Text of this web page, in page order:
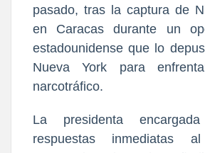
pasado, tras la captura de
en Caracas durante un
estadounidense que lo
Nueva York para
narcotráfico.
La presidenta
respuestas inmediatas